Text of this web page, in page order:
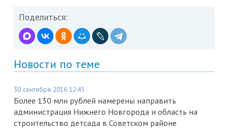
Поделиться:
Новости по теме
30 сентября 2016 12:45
Более 130 млн рублей намерены направить
администрация Нижнего Новгорода и область на
строительство детсада в Советском районе